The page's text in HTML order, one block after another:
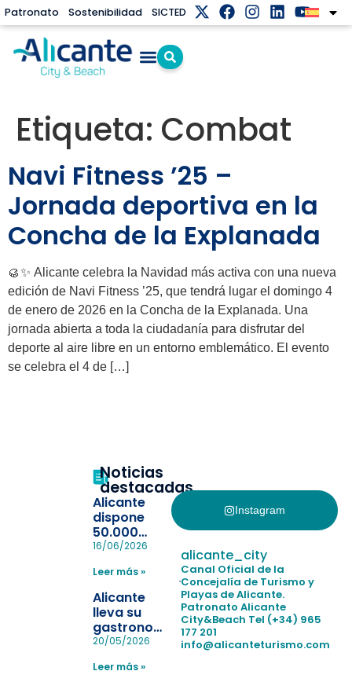
Patronato Sostenibilidad SICTED
Etiqueta: Combat
Navi Fitness ’25 –
Jornada deportiva en la
Concha de la Explanada
🥮✨ Alicante celebra la Navidad más activa con una nueva
edición de Navi Fitness ’25, que tendrá lugar el domingo 4
de enero de 2026 en la Concha de la Explanada. Una
jornada abierta a toda la ciudadanía para disfrutar del
deporte al aire libre en un entorno emblemático. El evento
se celebra el 4 de […]
Noticias
destacadas
Alicante
dispone
50.000
pulseras
la
pérdida de niños
en las
playas y
realiza con
éxito un
simulacro de socorrismo
16/06/2026
Leer más »
Alicante
lleva su
gastronomía
a Madrid
reforzar el
20/05/2026
Leer más »
Instagram
alicante_city
Canal Oficial de la
Concejalía de Turismo y
Playas de Alicante.
Patronato Alicante
City&Beach Tel (+34) 965
177 201
info@alicanteturismo.com